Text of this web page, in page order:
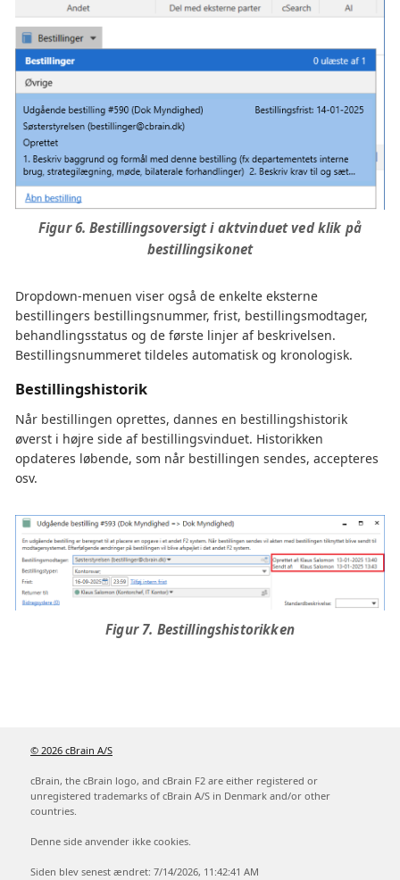
Figur 6. Bestillingsoversigt i aktvinduet ved klik på
bestillingsikonet
Dropdown-menuen viser også de enkelte eksterne
bestillingers bestillingsnummer, frist, bestillingsmodtager,
behandlingsstatus og de første linjer af beskrivelsen.
Bestillingsnummeret tildeles automatisk og kronologisk.
Bestillingshistorik
Når bestillingen oprettes, dannes en bestillingshistorik
øverst i højre side af bestillingsvinduet. Historikken
opdateres løbende, som når bestillingen sendes, accepteres
osv.
Figur 7. Bestillingshistorikken
© 2026 cBrain A/S
cBrain, the cBrain logo, and cBrain F2 are either registered or
unregistered trademarks of cBrain A/S in Denmark and/or other
countries.
Denne side anvender ikke cookies.
Siden blev senest ændret: 7/14/2026, 11:42:41 AM